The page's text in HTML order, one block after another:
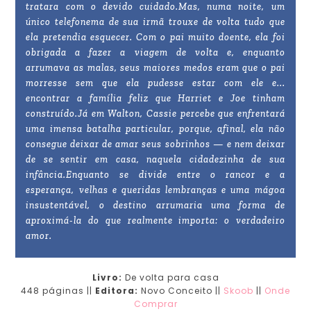
tratara com o devido cuidado.Mas, numa noite, um
único telefonema de sua irmã trouxe de volta tudo que
ela pretendia esquecer. Com o pai muito doente, ela foi
obrigada a fazer a viagem de volta e, enquanto
arrumava as malas, seus maiores medos eram que o pai
morresse sem que ela pudesse estar com ele e...
encontrar a família feliz que Harriet e Joe tinham
construído.Já em Walton, Cassie percebe que enfrentará
uma imensa batalha particular, porque, afinal, ela não
consegue deixar de amar seus sobrinhos — e nem deixar
de se sentir em casa, naquela cidadezinha de sua
infância.Enquanto se divide entre o rancor e a
esperança, velhas e queridas lembranças e uma mágoa
insustentável, o destino arrumaria uma forma de
aproximá-la do que realmente importa: o verdadeiro
amor.
Livro: De volta para casa
448 páginas || Editora: Novo Conceito || Skoob || Onde
Comprar